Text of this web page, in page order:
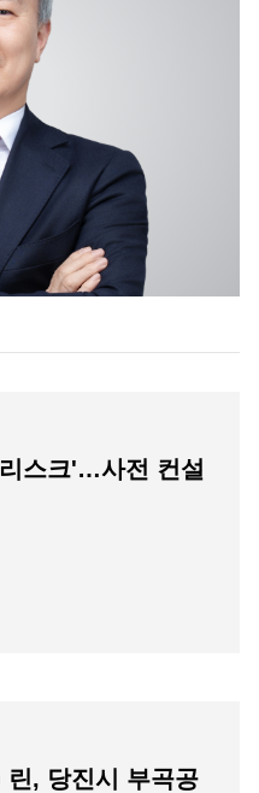
스크'…사전 컨설
, 당진시 부곡공